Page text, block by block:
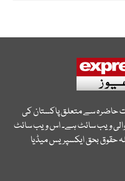
حاضرہ سے متعلق پاکستان کی
ویب سائٹ ہے۔ اس ویب سائٹ
حقوق بحق ایکسپریس میڈیا